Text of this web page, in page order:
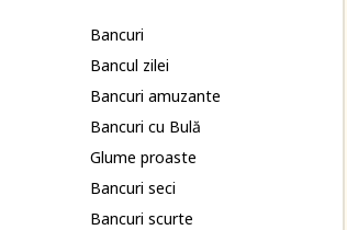
Bancuri
Bancul zilei
Bancuri amuzante
Bancuri cu Bulă
Glume proaste
Bancuri seci
Bancuri scurte